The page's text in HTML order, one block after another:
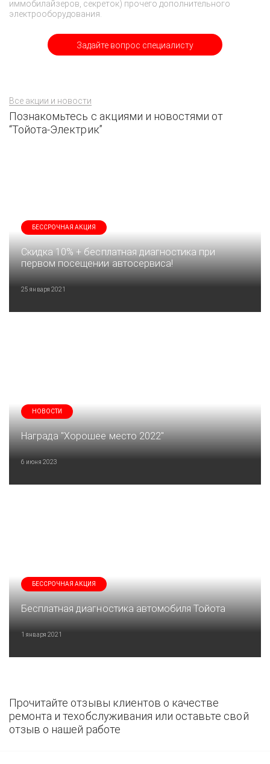
Задайте вопрос специалисту
иммобилайзеров, секреток) прочего дополнительного
электрооборудования.
Все акции и новости
Познакомьтесь с акциями и новостями от
“Тойота-Электрик”
БЕССРОЧНАЯ АКЦИЯ
Скидка 10% + бесплатная диагностика при
первом посещении автосервиса!
25 января 2021
НОВОСТИ
Награда "Хорошее место 2022"
6 июня 2023
БЕССРОЧНАЯ АКЦИЯ
Бесплатная диагностика автомобиля Тойота
1 января 2021
Прочитайте отзывы клиентов о качестве
ремонта и техобслуживания или оставьте свой
отзыв о нашей работе